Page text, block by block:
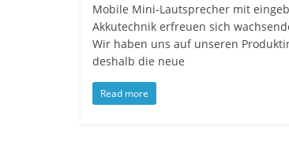
Mobile Mini-Lautsprecher mit
Akkutechnik erfreuen sich
Wir haben uns auf unseren
deshalb die neue
Read more